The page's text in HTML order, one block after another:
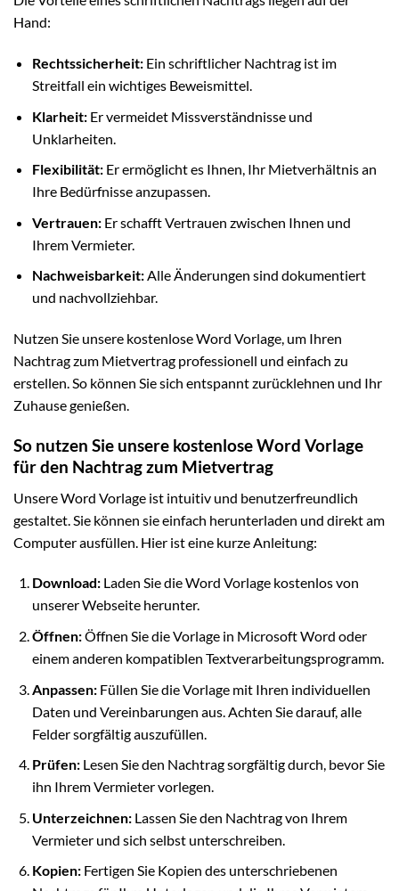
Hand:
Rechtssicherheit:Ein schriftlicher Nachtrag ist im
Streitfall ein wichtiges Beweismittel.
Klarheit:Er vermeidet Missverständnisse und
Unklarheiten.
Flexibilität:Er ermöglicht es Ihnen, Ihr Mietverhältnis an
Ihre Bedürfnisse anzupassen.
Vertrauen:Er schafft Vertrauen zwischen Ihnen und
Ihrem Vermieter.
Nachweisbarkeit:Alle Änderungen sind dokumentiert
und nachvollziehbar.
Nutzen Sie unsere kostenlose Word Vorlage, um Ihren
Nachtrag zum Mietvertrag professionell und einfach zu
erstellen. So können Sie sich entspannt zurücklehnen und Ihr
Zuhause genießen.
So nutzen Sie unsere kostenlose Word Vorlage
für den Nachtrag zum Mietvertrag
Unsere Word Vorlage ist intuitiv und benutzerfreundlich
gestaltet. Sie können sie einfach herunterladen und direkt am
Computer ausfüllen. Hier ist eine kurze Anleitung:
Download:Laden Sie die Word Vorlage kostenlos von
unserer Webseite herunter.
Öffnen:Öffnen Sie die Vorlage in Microsoft Word oder
einem anderen kompatiblen Textverarbeitungsprogramm.
Anpassen:Füllen Sie die Vorlage mit Ihren individuellen
Daten und Vereinbarungen aus. Achten Sie darauf, alle
Felder sorgfältig auszufüllen.
Prüfen:Lesen Sie den Nachtrag sorgfältig durch, bevor Sie
ihn Ihrem Vermieter vorlegen.
Unterzeichnen:Lassen Sie den Nachtrag von Ihrem
Vermieter und sich selbst unterschreiben.
Kopien:Fertigen Sie Kopien des unterschriebenen